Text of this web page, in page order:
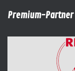
Premium-Partner